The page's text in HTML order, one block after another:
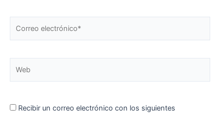
Recibir un correo electrónico con los siguientes